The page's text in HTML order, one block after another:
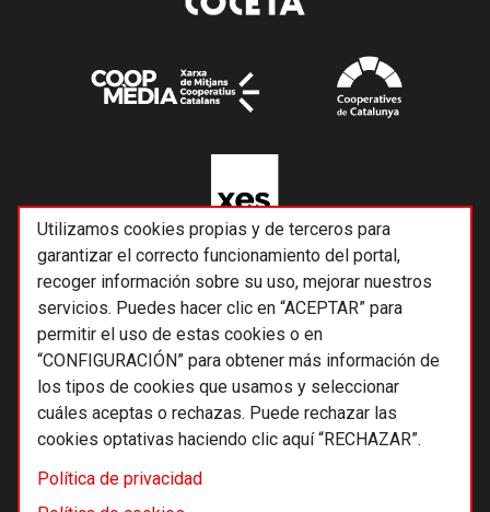
Utilizamos cookies propias y de terceros para
garantizar el correcto funcionamiento del portal,
recoger información sobre su uso, mejorar nuestros
servicios. Puedes hacer clic en “ACEPTAR” para
permitir el uso de estas cookies o en
“CONFIGURACIÓN” para obtener más información de
los tipos de cookies que usamos y seleccionar
cuáles aceptas o rechazas. Puede rechazar las
cookies optativas haciendo clic aquí “RECHAZAR”.
Política de privacidad
© 2026 Alternativas económicas SCCL
Footer
Términos y condiciones de uso